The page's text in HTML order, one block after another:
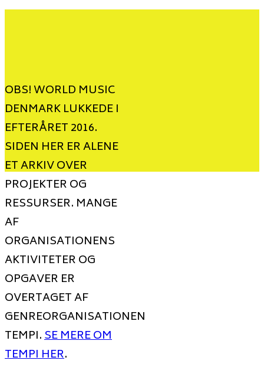
OBS! WORLD MUSIC
DENMARK LUKKEDE I
EFTERÅRET 2016.
SIDEN HER ER ALENE
ET ARKIV OVER
PROJEKTER OG
RESSURSER. MANGE
AF
ORGANISATIONENS
AKTIVITETER OG
OPGAVER ER
OVERTAGET AF
GENREORGANISATIONEN
TEMPI.SE MERE OM
TEMPI HER.